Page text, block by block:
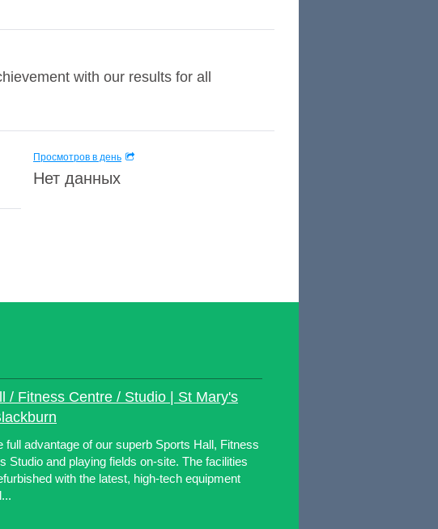
with our results for all
Просмотров в день
Нет данных
/ Fitness Centre / Studio | St Mary's
full advantage of our superb Sports Hall, Fitness
Studio and playing fields on-site. The facilities
with the latest, high-tech equipment